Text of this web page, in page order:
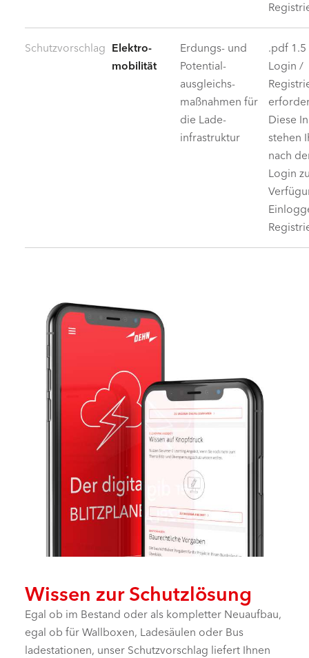
Schutzvorschlag Elektro­
mobilität
Erdungs- und
Potential­
ausgleichs­
maßnahmen für
die Lade­
infrastruktur
.pdf 1.5
Login /
Diese
stehen
nach
Login
Wissen zur Schutzlösung
Egal ob im Bestand oder als kompletter Neuaufbau,
egal ob für Wallboxen, Ladesäulen oder Bus
ladestationen, unser Schutzvorschlag liefert Ihnen